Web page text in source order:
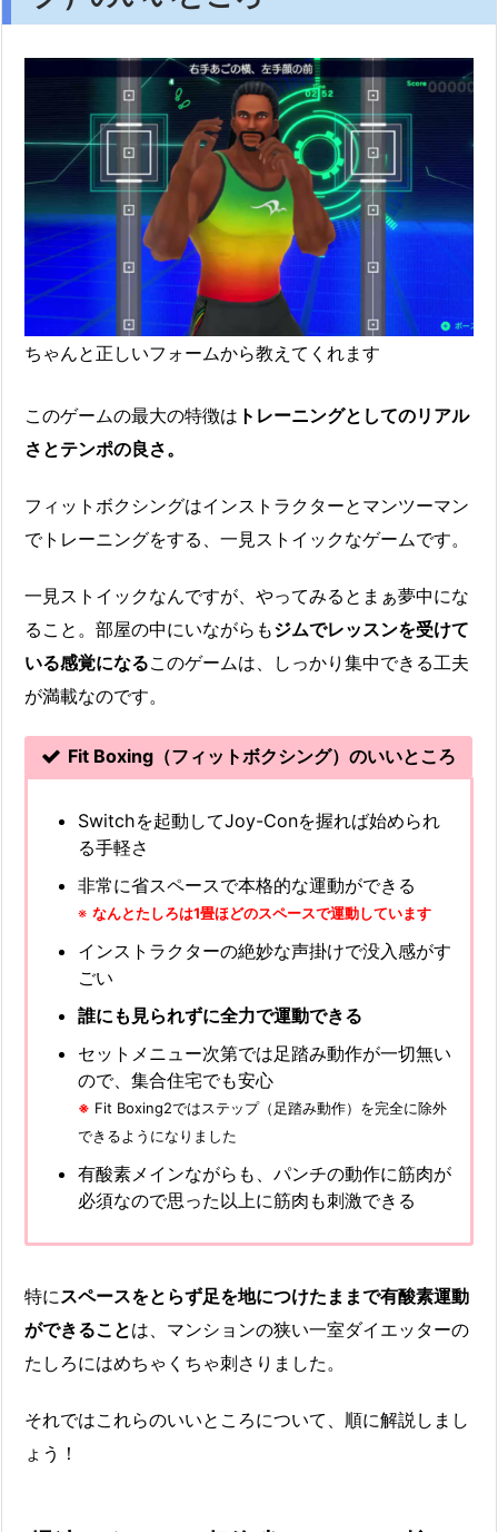
ちゃんと正しいフォームから教えてくれます
このゲームの最大の特徴は トレーニングとしてのリアル
さとテンポの良さ。
フィットボクシングはインストラクターとマンツーマン
でトレーニングをする、一見ストイックなゲームです。
一見ストイックなんですが、やってみるとまぁ夢中にな
ること。部屋の中にいながらもジムでレッスンを受けて
いる感覚になるこのゲームは、しっかり集中できる工夫
が満載なのです。
Fit Boxing（フィットボクシング）のいいところ
Switchを起動してJoy-Conを握れば始められ
る手軽さ
非常に省スペースで本格的な運動ができる
※ なんとたしろは1畳ほどのスペースで運動しています
インストラクターの絶妙な声掛けで没入感がす
ごい
誰にも見られずに全力で運動できる
セットメニュー次第では足踏み動作が一切無い
ので、集合住宅でも安心
※ Fit Boxing2ではステップ（足踏み動作）を完全に除外
できるようになりました
有酸素メインながらも、パンチの動作に筋肉が
必須なので思った以上に筋肉も刺激できる
特にスペースをとらず足を地につけたままで有酸素運動
ができることは、マンションの狭い一室ダイエッターの
たしろにはめちゃくちゃ刺さりました。
それではこれらのいいところについて、順に解説しまし
ょう！